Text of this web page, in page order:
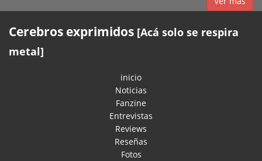
Cerebros exprimidos [Acá solo se respira
metal]
inicio
Noticias
Fanzine
Entrevistas
Reviews
Reseñas
Fotos